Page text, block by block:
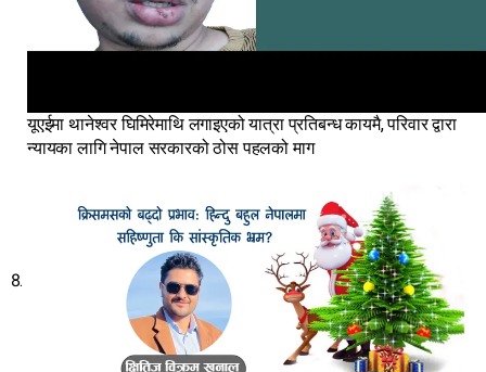
यूएईमा थानेश्वर घिमिरेमाथि लगाइएको यात्रा प्रतिबन्ध कायमै, परिवार द्वारा
न्यायका लागि नेपाल सरकारको ठोस पहलको माग